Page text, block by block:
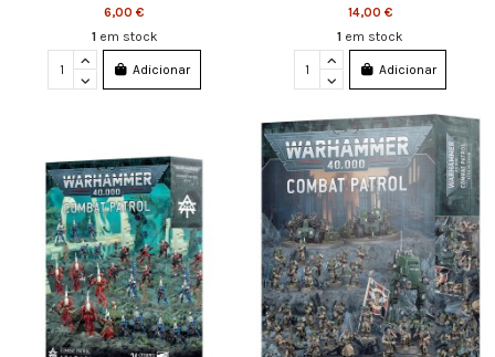
6,00 €
1 em stock
Adicionar
14,00 €
1 em stock
Adicionar